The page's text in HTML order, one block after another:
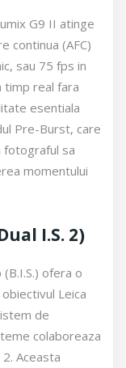
G9 II atinge
continua (AFC)
sau 75 fps in
timp real fara
esentiala
Pre-Burst, care
fotograful sa
momentului
I.S. 2)
ofera o
Leica
de
colaboreaza
Aceasta